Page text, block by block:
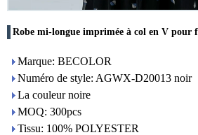
Robe mi-longue imprimée à col en V pour
Marque: BECOLOR
Numéro de style: AGWX-D20013 noir
La couleur noire
MOQ: 300pcs
Tissu: 100% POLYESTER